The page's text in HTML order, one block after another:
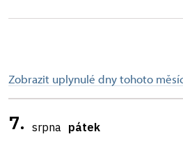
Zobrazit uplynulé dny tohoto
7. srpna pátek